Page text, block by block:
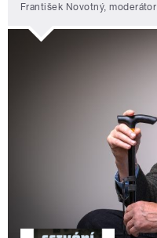
František Novotný, moderátor